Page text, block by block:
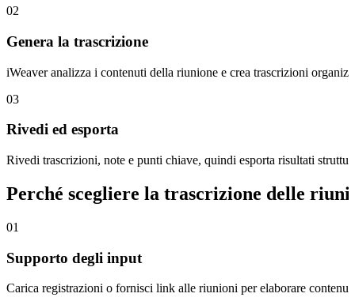
02
Genera la trascrizione
iWeaver analizza i contenuti della riunione e crea trascrizioni
03
Rivedi ed esporta
Rivedi trascrizioni, note e punti chiave, quindi esporta risultati
Perché scegliere la trascrizione delle
01
Supporto degli input
Carica registrazioni o fornisci link alle riunioni per elaborare